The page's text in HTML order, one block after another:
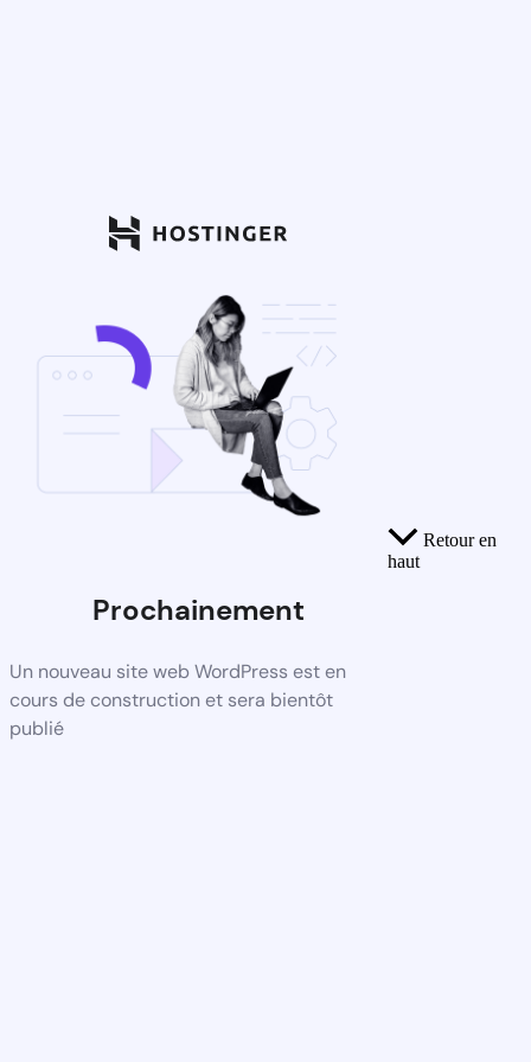
Prochainement
Un nouveau site web WordPress est en
cours de construction et sera bientôt
publié
Retour en
haut